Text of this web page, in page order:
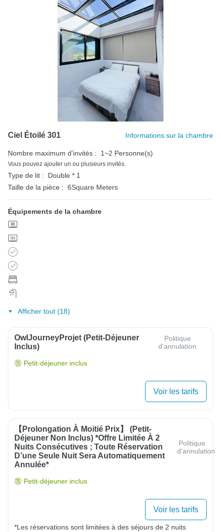
Ciel Étoilé 301 Informations sur la chambre
Nombre maximum d'invités : 1~2 Personne(s)
Vous pouvez ajouter un ou plusieurs invités.
Type de lit :
Double * 1
Taille de la pièce : 6Square Meters
Équipements de la chambre
Afficher tout (18)
OwlJourneyProjet (petit-Déjeuner
Inclus)
Politique
d'annulation
Petit-déjeuner inclus
Voir les tarifs
【Prolongation À Moitié Prix】 (Petit-
Déjeuner Non Inclus) *Offre Limitée À 2
Nuits Consécutives ; Toute Réservation
D’une Seule Nuit Sera Automatiquement
Annulée*
Politique
d'annulation
Petit-déjeuner inclus
Voir les tarifs
*Les réservations sont limitées à des séjours de 2 nuits